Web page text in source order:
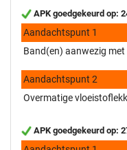
APK goedgekeurd op:
Aandachtspunt 1
Band(en) aanwezig
Aandachtspunt 2
Overmatige
APK goedgekeurd op: